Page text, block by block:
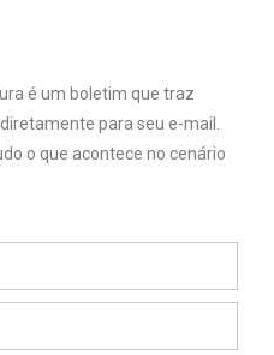
é um boletim que traz
para seu e-mail.
o que acontece no cenário